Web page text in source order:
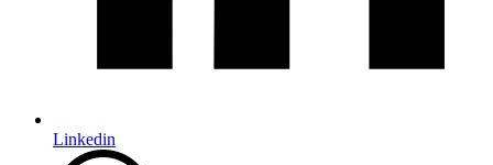
Linkedin